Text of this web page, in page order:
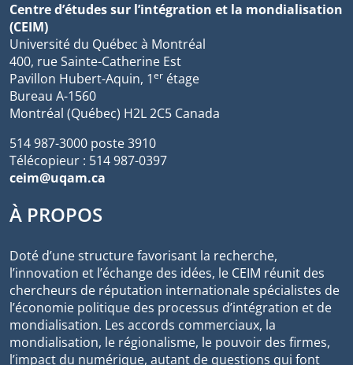
Centre d’études sur l’intégration et la mondialisation
(CEIM)
Université du Québec à Montréal
400, rue Sainte-Catherine Est
Pavillon Hubert-Aquin, 1er étage
Bureau A-1560
Montréal (Québec) H2L 2C5 Canada
514 987-3000 poste 3910
Télécopieur : 514 987-0397
ceim@uqam.ca
À PROPOS
Doté d’une structure favorisant la recherche,
l’innovation et l’échange des idées, le CEIM réunit des
chercheurs de réputation internationale spécialistes de
l’économie politique des processus d’intégration et de
mondialisation. Les accords commerciaux, la
mondialisation, le régionalisme, le pouvoir des firmes,
l’impact du numérique, autant de questions qui font